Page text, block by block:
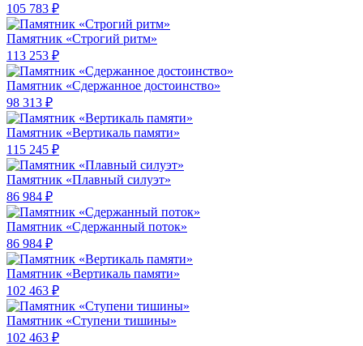
105 783 ₽
Памятник «Строгий ритм»
113 253 ₽
Памятник «Сдержанное достоинство»
98 313 ₽
Памятник «Вертикаль памяти»
115 245 ₽
Памятник «Плавный силуэт»
86 984 ₽
Памятник «Сдержанный поток»
86 984 ₽
Памятник «Вертикаль памяти»
102 463 ₽
Памятник «Ступени тишины»
102 463 ₽